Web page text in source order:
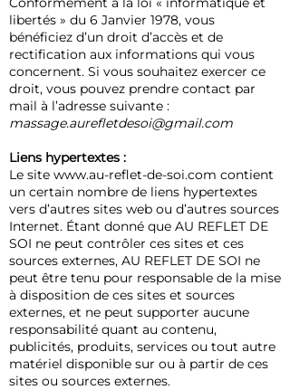
libertés » du 6 Janvier 1978, vous
bénéficiez d’un droit d’accès et de
rectification aux informations qui vous
concernent. Si vous souhaitez exercer ce
droit, vous pouvez prendre contact par
mail à l’adresse suivante :
massage.aurefletdesoi@gmail.com
Liens hypertextes :
Le site www.au-reflet-de-soi.com contient
un certain nombre de liens hypertextes
vers d’autres sites web ou d’autres sources
Internet. Étant donné que AU REFLET DE
SOI ne peut contrôler ces sites et ces
sources externes, AU REFLET DE SOI ne
peut être tenu pour responsable de la mise
à disposition de ces sites et sources
externes, et ne peut supporter aucune
responsabilité quant au contenu,
publicités, produits, services ou tout autre
matériel disponible sur ou à partir de ces
sites ou sources externes.